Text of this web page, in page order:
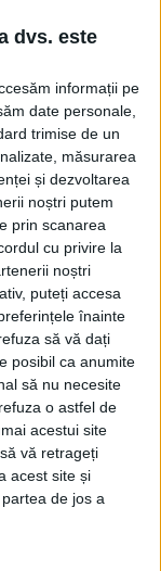
dvs. este
informații pe
date personale,
trimise de un
măsurarea
și dezvoltarea
noștri putem
prin scanarea
cu privire la
noștri
puteți accesa
înainte
să vă dați
posibil ca anumite
să nu necesite
o astfel de
acestui site
vă retrageți
acest site și
de jos a
este
președinte al
călătorea...